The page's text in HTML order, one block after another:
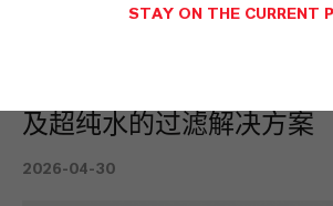
及超纯水的过滤解决方案
2026-04-30
STAY ON THE CURRENT